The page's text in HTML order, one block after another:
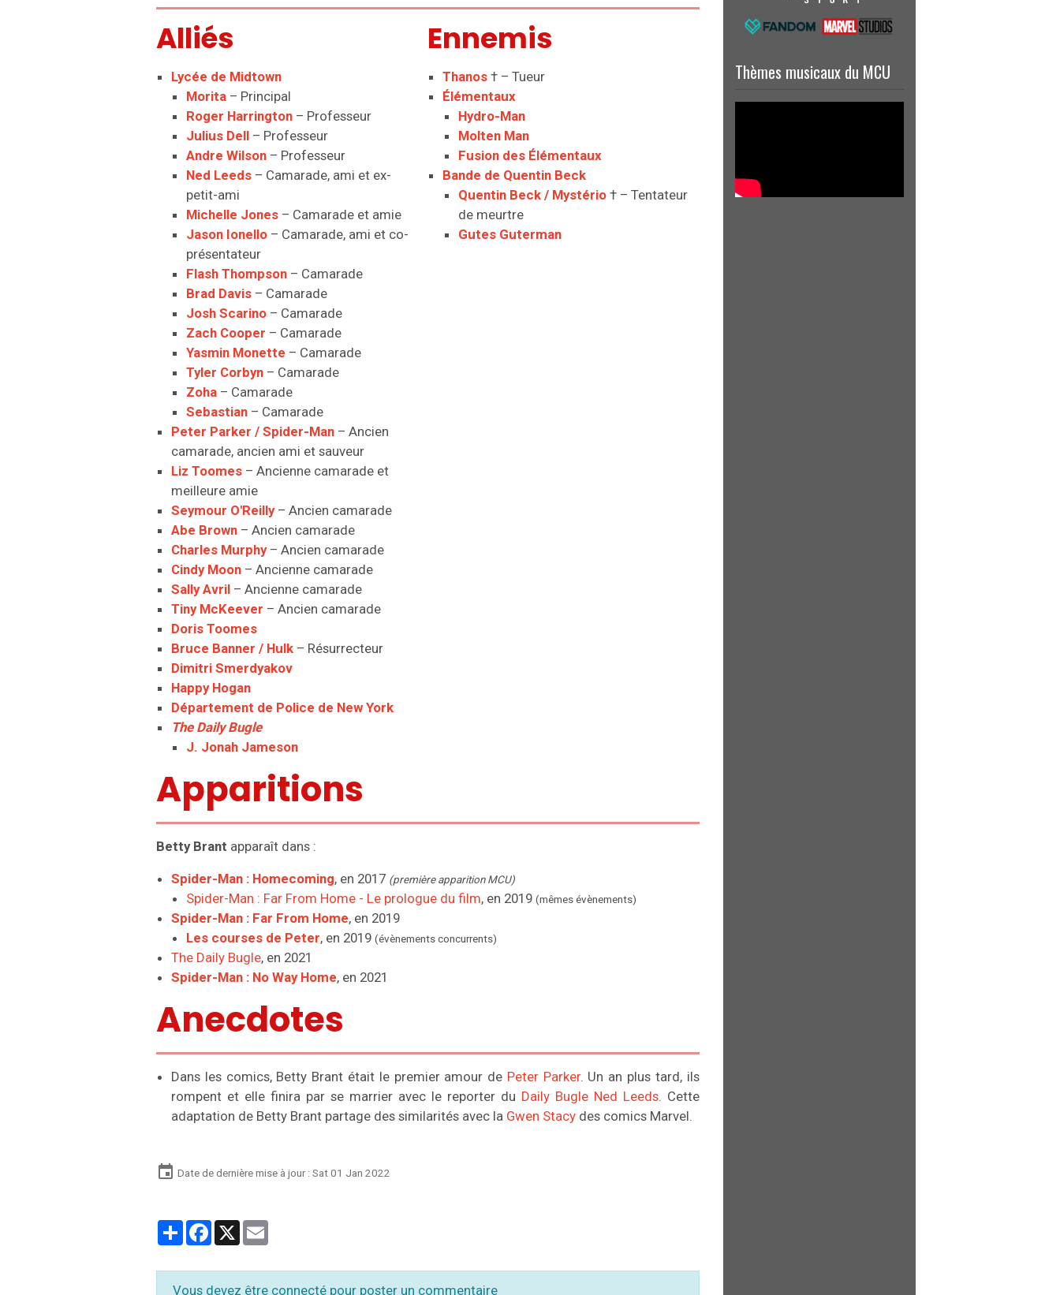
Alliés
Lycée de Midtown
Morita – Principal
Roger Harrington – Professeur
Julius Dell – Professeur
Andre Wilson – Professeur
Ned Leeds – Camarade, ami et ex-
petit-ami
Michelle Jones – Camarade et amie
Jason Ionello – Camarade, ami et co-
présentateur
Flash Thompson – Camarade
Brad Davis – Camarade
Josh Scarino – Camarade
Zach Cooper – Camarade
Yasmin Monette – Camarade
Tyler Corbyn – Camarade
Zoha – Camarade
Sebastian – Camarade
Peter Parker / Spider-Man – Ancien
camarade, ancien ami et sauveur
Liz Toomes – Ancienne camarade et
meilleure amie
Seymour O'Reilly – Ancien camarade
Abe Brown – Ancien camarade
Charles Murphy – Ancien camarade
Cindy Moon – Ancienne camarade
Sally Avril – Ancienne camarade
Tiny McKeever – Ancien camarade
Doris Toomes
Bruce Banner / Hulk – Résurrecteur
Dimitri Smerdyakov
Happy Hogan
Département de Police de New York
The Daily Bugle
J. Jonah Jameson
Ennemis
Thanos † – Tueur
Élémentaux
Hydro-Man
Molten Man
Fusion des Élémentaux
Bande de Quentin Beck
Quentin Beck / Mystério† – Tentateur
de meurtre
Gutes Guterman
Apparitions
Betty Brant apparaît dans :
Spider-Man : Homecoming, en 2017 (première apparition MCU)
Spider-Man : Far From Home - Le prologue du film, en 2019(mêmes évènements)
Spider-Man : Far From Home, en 2019
Les courses de Peter, en 2019(évènements concurrents)
The Daily Bugle, en 2021
Spider-Man : No Way Home, en 2021
Anecdotes
Dans les comics, Betty Brant était le premier amour de Peter Parker. Un an plus tard, ils
rompent et elle finira par se marrier avec le reporter du Daily Bugle Ned Leeds. Cette
adaptation de Betty Brant partage des similarités avec la Gwen Stacy des comics Marvel.
Date de dernière mise à jour : Sat 01 Jan 2022
PartagerFacebook
X
Vous devez être connecté pour poster un commentaire
Thèmes musicaux du MCU